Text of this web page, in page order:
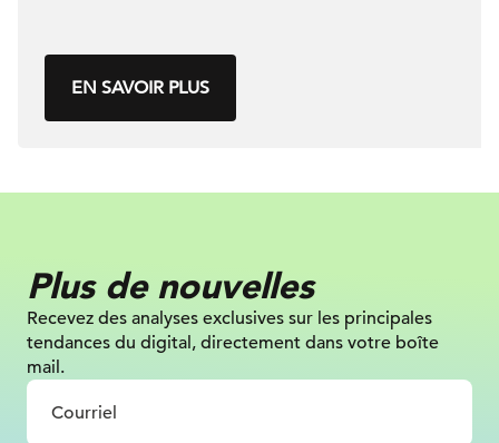
EN SAVOIR PLUS
Plus de nouvelles
Recevez des analyses exclusives sur les principales
tendances du digital, directement dans votre boîte
mail.